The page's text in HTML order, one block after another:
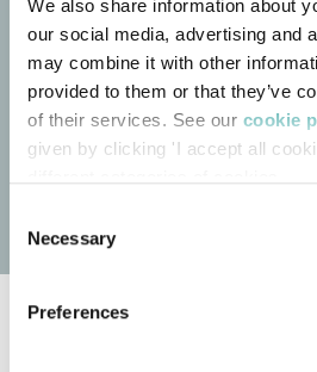
We also share information about
our social media, advertising and
may combine it with other
provided to them or that they’ve
of their services. See our cookie
given by clicking 'I accept all
Selection
Necessary
Preferences